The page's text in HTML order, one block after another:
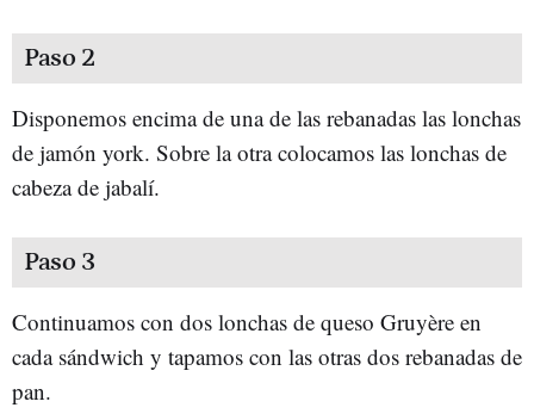
Paso 2
Disponemos encima de una de las rebanadas las lonchas
de jamón york. Sobre la otra colocamos las lonchas de
cabeza de jabalí.
Paso 3
Continuamos con dos lonchas de queso Gruyère en
cada sándwich y tapamos con las otras dos rebanadas de
pan.